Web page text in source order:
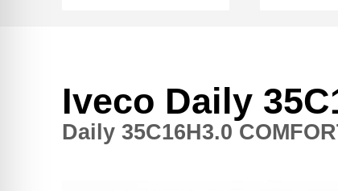
Iveco Daily
Daily 35C16H3.0